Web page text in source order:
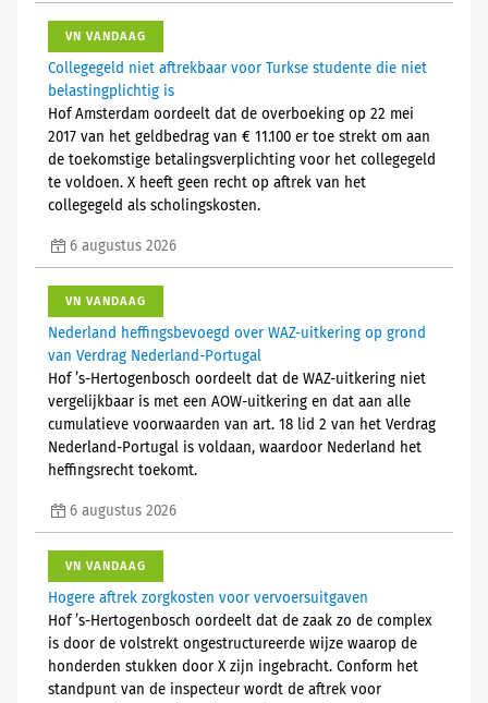
VN VANDAAG
Collegegeld niet aftrekbaar voor Turkse studente die niet
belastingplichtig is
Hof Amsterdam oordeelt dat de overboeking op 22 mei
2017 van het geldbedrag van € 11.100 er toe strekt om aan
de toekomstige betalingsverplichting voor het collegegeld
te voldoen. X heeft geen recht op aftrek van het
collegegeld als scholingskosten.
6 augustus 2026
VN VANDAAG
Nederland heffingsbevoegd over WAZ-uitkering op grond
van Verdrag Nederland-Portugal
Hof ’s-Hertogenbosch oordeelt dat de WAZ-uitkering niet
vergelijkbaar is met een AOW-uitkering en dat aan alle
cumulatieve voorwaarden van art. 18 lid 2 van het Verdrag
Nederland-Portugal is voldaan, waardoor Nederland het
heffingsrecht toekomt.
6 augustus 2026
VN VANDAAG
Hogere aftrek zorgkosten voor vervoersuitgaven
Hof ’s-Hertogenbosch oordeelt dat de zaak zo de complex
is door de volstrekt ongestructureerde wijze waarop de
honderden stukken door X zijn ingebracht. Conform het
standpunt van de inspecteur wordt de aftrek voor